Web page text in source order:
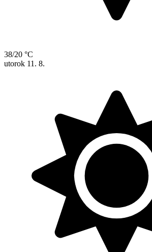
38/20 °C
utorok 11. 8.